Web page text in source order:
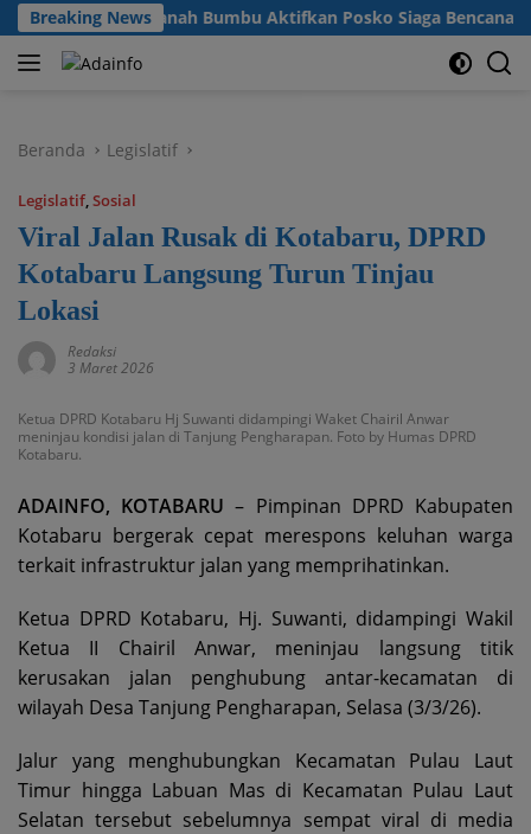
Langsung
ke
konten
Breaking News
Pemkab Tanah Bumbu Aktifkan Posko Siaga Bencana Lintas
Beranda Legislatif
Legislatif,Sosial
Viral Jalan Rusak di Kotabaru, DPRD
Kotabaru Langsung Turun Tinjau
Lokasi
Redaksi
3 Maret 2026
Ketua DPRD Kotabaru Hj Suwanti didampingi Waket Chairil Anwar
meninjau kondisi jalan di Tanjung Pengharapan. Foto by Humas DPRD
Kotabaru.
ADAINFO, KOTABARU – Pimpinan DPRD Kabupaten
Kotabaru bergerak cepat merespons keluhan warga
terkait infrastruktur jalan yang memprihatinkan.
Ketua DPRD Kotabaru, Hj. Suwanti, didampingi Wakil
Ketua II Chairil Anwar, meninjau langsung titik
kerusakan jalan penghubung antar-kecamatan di
wilayah Desa Tanjung Pengharapan, Selasa (3/3/26).
Jalur yang menghubungkan Kecamatan Pulau Laut
Timur hingga Labuan Mas di Kecamatan Pulau Laut
Selatan tersebut sebelumnya sempat viral di media